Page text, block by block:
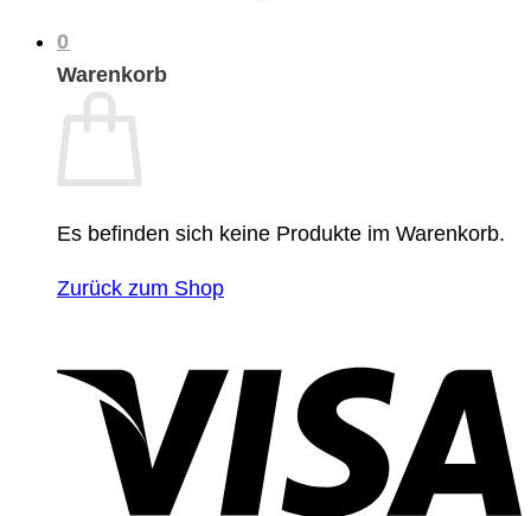
0
Warenkorb
Es befinden sich keine Produkte im Warenkorb.
Zurück zum Shop